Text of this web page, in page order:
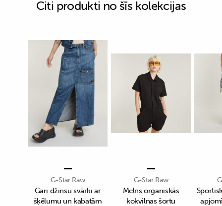
Citi produkti no šīs kolekcijas
G-Star Raw
Gari džinsu svārki ar
šķēlumu un kabatām
G-Star Raw
Melns organiskās
kokvilnas šortu